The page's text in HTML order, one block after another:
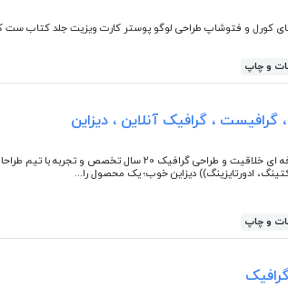
کورل و فتوشاپ طراحی لوگو پوستر کارت ویزیت جلد کتاب ست
و چاپ
، گرافیک آنلاین ، دیزاین
استودیو تخصصی و حرفه ای خلاقیت و طراحی
ادورتایزینگ)) دیزاین خوب؛ یک محصول را...
و چاپ